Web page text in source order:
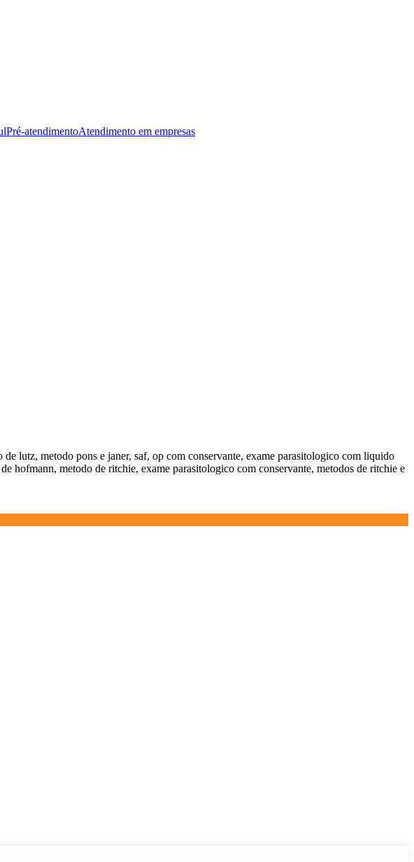
Pré-atendimentoAtendimento em empresas
lutz, metodo pons e janer, saf, op com conservante, exame parasitologico com liquido
hofmann, metodo de ritchie, exame parasitologico com conservante, metodos de ritchie e